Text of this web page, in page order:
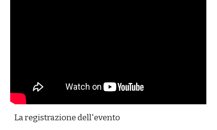
La registrazione dell'evento